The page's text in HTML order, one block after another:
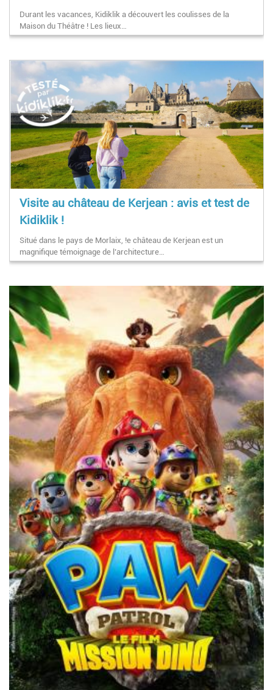
Durant les vacances, Kidiklik a découvert les coulisses de la
Maison du Théâtre ! Les lieux…
Visite au château de Kerjean : avis et test de
Kidiklik !
Situé dans le pays de Morlaix, !e château de Kerjean est un
magnifique témoignage de l’architecture…